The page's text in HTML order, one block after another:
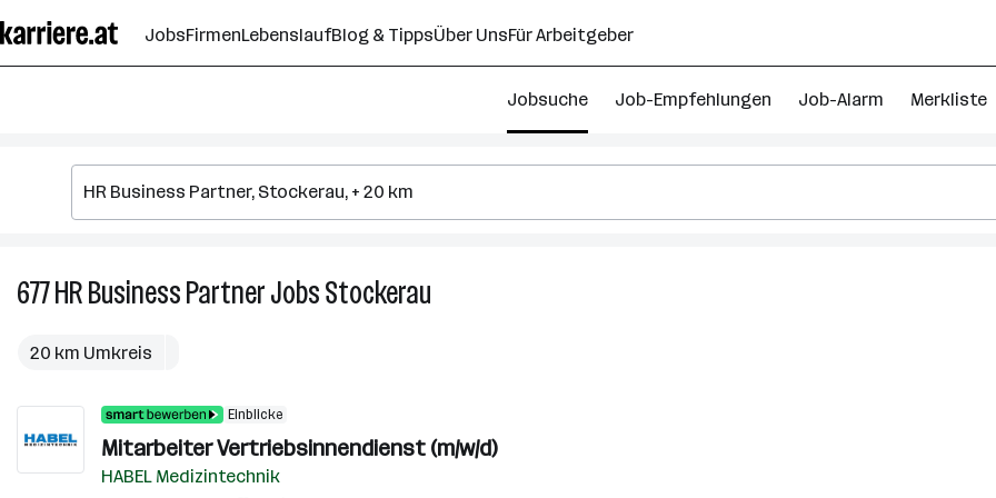
Seiteninhalt
springen
JobsFirmenLebenslaufBlog & TippsÜber UnsFür Arbeitgeber
Jobsuche Job-Empfehlungen Job-Alarm Merkliste
677HR Business PartnerJobsStockerau
Stockerau
20 km Umkreis
Einblicke
Mitarbeiter Vertriebsinnendienst (m/w/d)
HABEL Medizintechnik